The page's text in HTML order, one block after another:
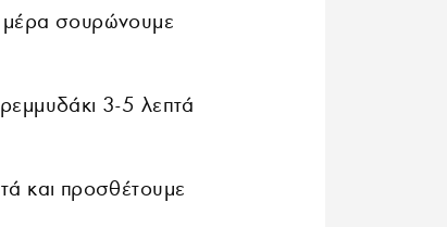
μέρα σουρώνουμε
3-5 λεπτά
και προσθέτουμε